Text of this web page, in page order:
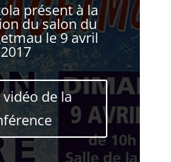
présent à la
du salon du
le 9 avril
2017
de la